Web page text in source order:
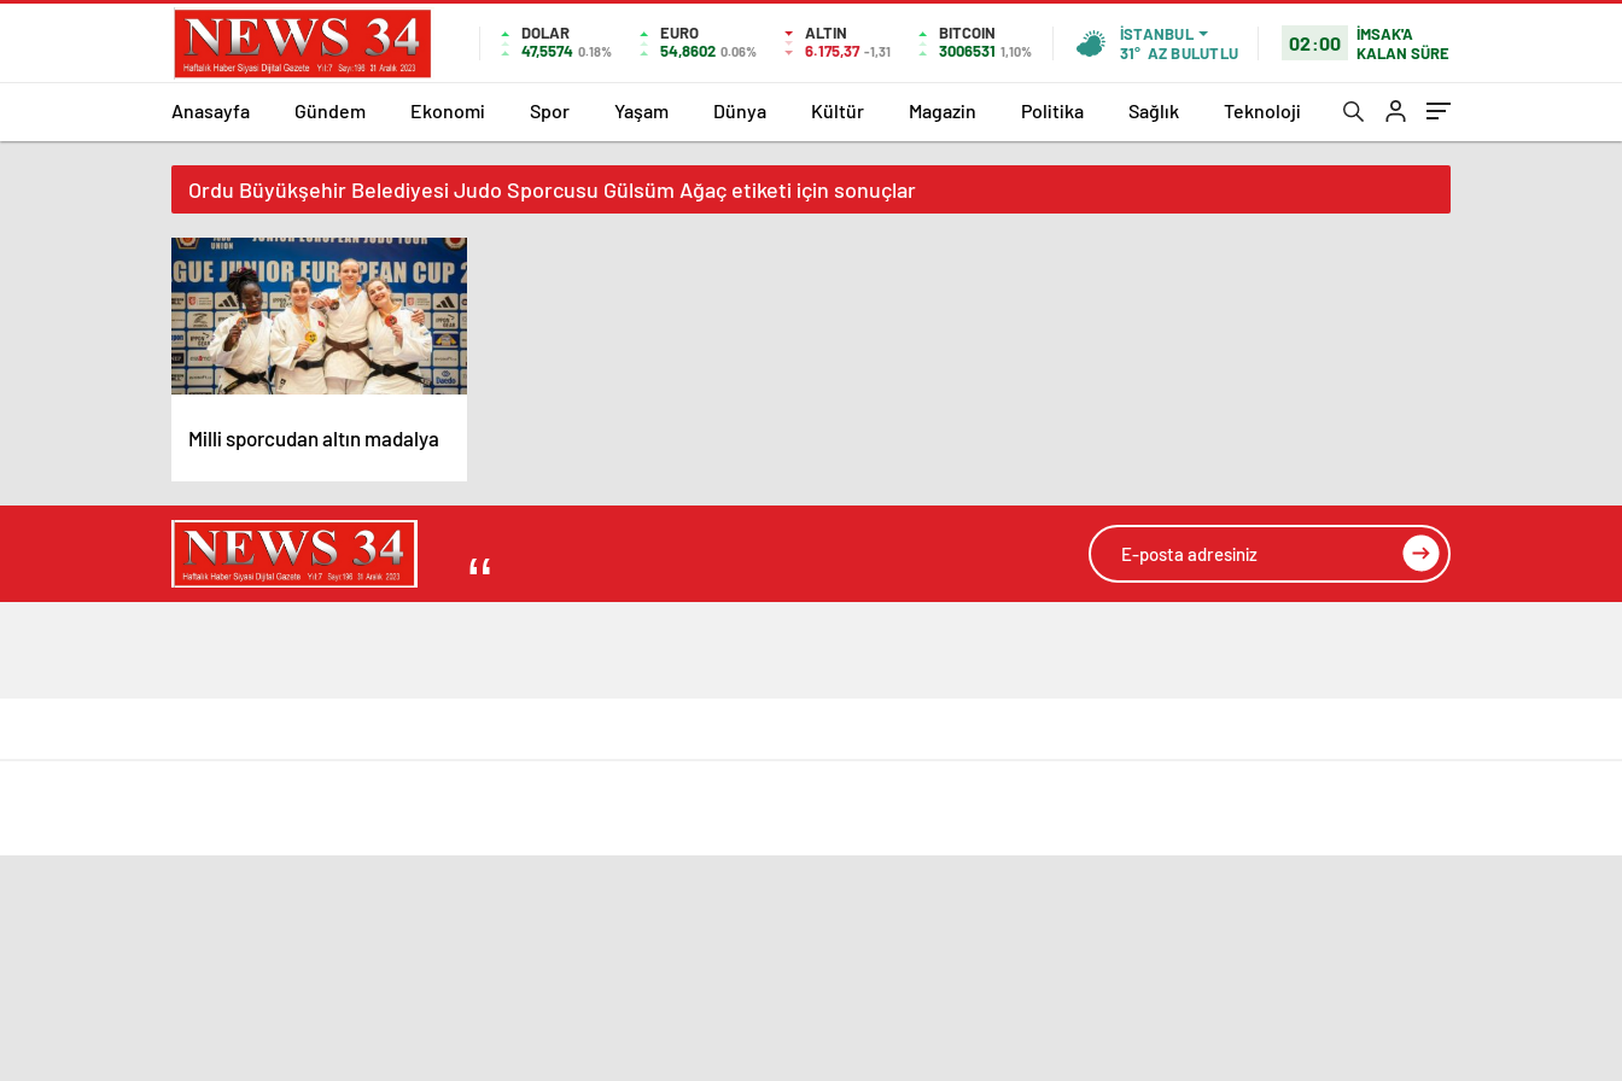
DOLAR
47,5574 0.18%
EURO
54,8602 0.06%
ALTIN
6.175,37 -1,31
BITCOIN
3006531 1,10%
İSTANBUL
31° AZ BULUTLU 02:00
İMSAK'A
KALAN SÜRE
Anasayfa Gündem Ekonomi Spor Yaşam Dünya Kültür Magazin Politika Sağlık Teknoloji
Ordu Büyükşehir Belediyesi Judo Sporcusu Gülsüm Ağaç etiketi için sonuçlar
Milli sporcudan altın madalya